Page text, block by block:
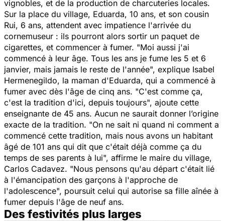
vignobles, et de la production de charcuteries locales.
Sur la place du village, Eduarda, 10 ans, et son cousin
Rui, 6 ans, attendent avec impatience l'arrivée du
cornemuseur : ils pourront alors sortir un paquet de
cigarettes, et commencer à fumer. "Moi aussi j'ai
commencé à leur âge. Tous les ans je fume les 5 et 6
janvier, mais jamais le reste de l'année", explique Isabel
Hermenegildo, la maman d'Eduarda, qui a commencé à
fumer avec dès l'âge de cinq ans. "C'est comme ça,
c'est la tradition d'ici, depuis toujours", ajoute cette
enseignante de 45 ans. Aucun ne saurait donner l’origine
exacte de la tradition. "On ne sait ni quand ni comment a
commencé cette tradition, mais nous avons un habitant
âgé de 101 ans qui dit que c'était déjà comme ça du
temps de ses parents à lui", affirme le maire du village,
Carlos Cadavez. "Nous pensons qu'au départ c'était lié
à l'émancipation des garçons à l'approche de
l'adolescence", poursuit celui qui autorise sa fille aînée à
fumer depuis l'âge de neuf ans.
Des festivités plus larges